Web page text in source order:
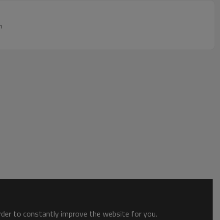
to constantly improve the website for you.